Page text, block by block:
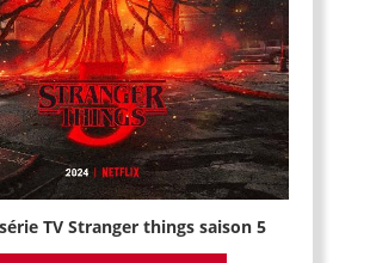
TV Stranger things saison 5